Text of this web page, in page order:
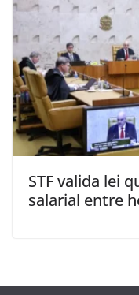
STF valida lei
salarial entre